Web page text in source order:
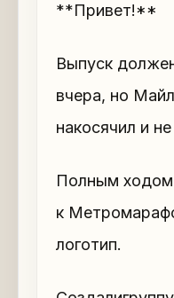
**Привет!**
Выпуск
вчера, но
накосячил и
Полным ходом
к
логотип.